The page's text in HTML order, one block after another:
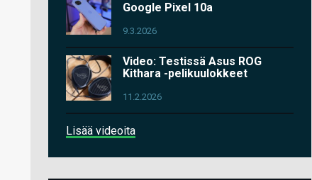
Google Pixel 10a
9.3.2026
Video: Testissä Asus ROG
Kithara -pelikuulokkeet
11.2.2026
Lisää videoita